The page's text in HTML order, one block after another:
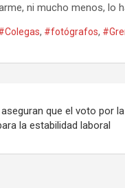
ni mucho menos, lo
, #fotógrafos,
que el voto por la
la estabilidad laboral